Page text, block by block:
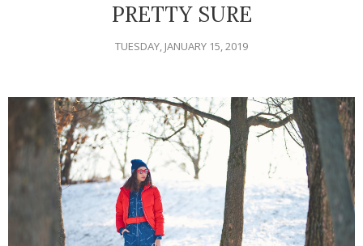
PRETTY SURE
TUESDAY, JANUARY 15, 2019